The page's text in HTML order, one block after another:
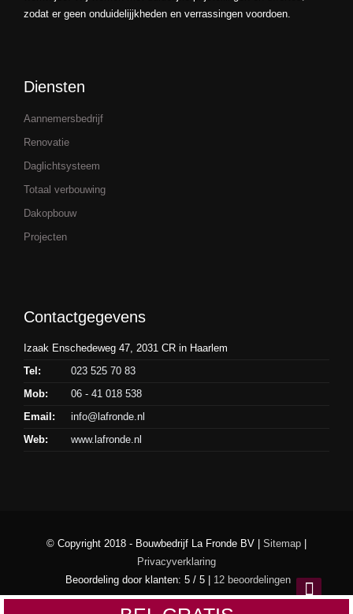
zodat er geen onduidelijjkheden en verrassingen voordoen.
Diensten
Aannemersbedrijf
Renovatie
Daglichtsysteem
Totaal verbouwing
Dakopbouw
Projecten
Contactgegevens
Izaak Enschedeweg 47, 2031 CR in Haarlem
Tel:
023 525 70 83
Mob:
06 - 41 018 538
Email:
info@lafronde.nl
Web:
www.lafronde.nl
© Copyright 2018 - Bouwbedrijf La Fronde BV | Sitemap
Privacyverklaring
Beoordeling door klanten: 5 / 5 12 beoordelingen